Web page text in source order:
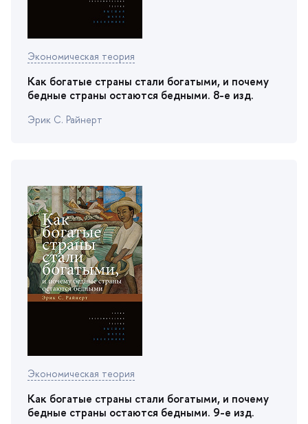
Экономическая теория
Как богатые страны стали богатыми, и почему
едные страны остаются бедными. 8-е изд.
Эрик С. Райнерт
Экономическая теория
Как богатые страны стали богатыми, и почему
едные страны остаются бедными. 9-е изд.